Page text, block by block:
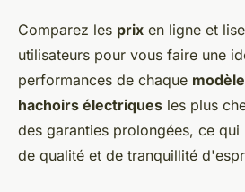
Comparez les prix en ligne et
utilisateurs pour vous faire une
performances de chaque modèle
hachoirs électriques les plus
des garanties prolongées, ce qui
de qualité et de tranquillité